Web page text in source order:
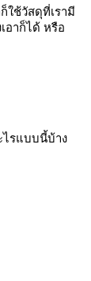
ใช้วัสดุที่เรามี
อาก็ได้ หรือ
ไรแบบนี้บ้าง